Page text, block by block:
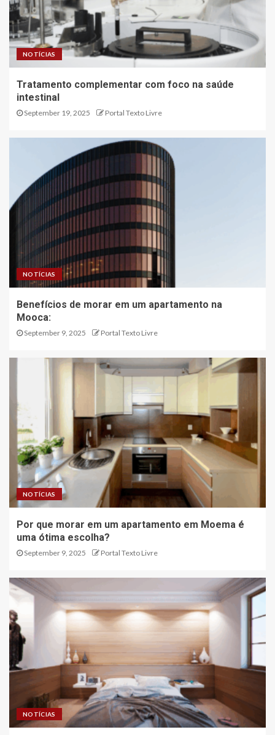
NOTÍCIAS
Tratamento complementar com foco na saúde
intestinal
September 19, 2025 Portal Texto Livre
NOTÍCIAS
Benefícios de morar em um apartamento na
Mooca:
September 9, 2025 Portal Texto Livre
NOTÍCIAS
Por que morar em um apartamento em Moema é
uma ótima escolha?
September 9, 2025 Portal Texto Livre
NOTÍCIAS